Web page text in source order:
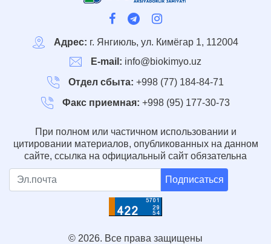
Адрес: г. Янгиюль, ул. Кимёгар 1, 112004
E-mail: info@biokimyo.uz
Отдел сбыта: +998 (77) 184-84-71
Факс приемная: +998 (95) 177-30-73
При полном или частичном использовании и
цитировании материалов, опубликованных на данном
сайте, ссылка на официальный сайт обязательна
Подписаться
© 2026. Все права защищены